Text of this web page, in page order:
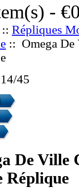
-
:: Répliques
:: Omega De
45
De Ville
Réplique